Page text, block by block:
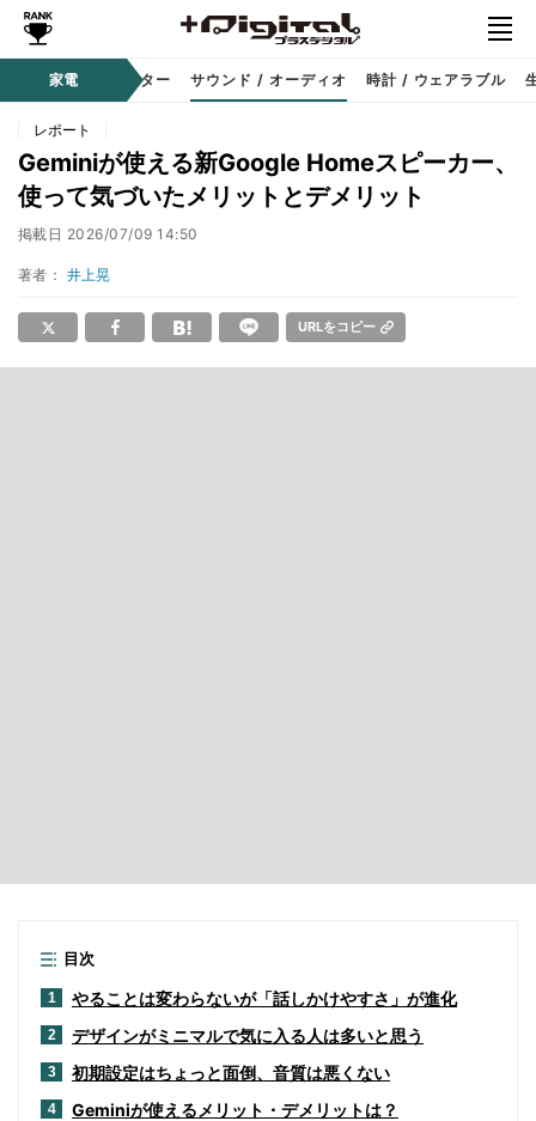
家電プロジェクター サウンド / オーディオ 時計 / ウェアラブル
レポート
Geminiが使える新Google Homeスピーカー、
使って気づいたメリットとデメリット
掲載日 2026/07/09 14:50
著者： 井上晃
URLをコピー
目次
1 やることは変わらないが「話しかけやすさ」が進化
2 デザインがミニマルで気に入る人は多いと思う
3 初期設定はちょっと面倒、音質は悪くない
4 Geminiが使えるメリット・デメリットは？